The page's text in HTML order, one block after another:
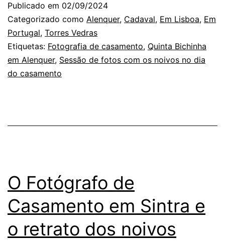
nos
Publicado em 02/09/2024
Categorizado como Alenquer, Cadaval, Em Lisboa, Em
Portugal, Torres Vedras
Etiquetas: Fotografia de casamento, Quinta Bichinha
em Alenquer, Sessão de fotos com os noivos no dia
do casamento
O Fotógrafo de
Casamento em Sintra e
o retrato dos noivos